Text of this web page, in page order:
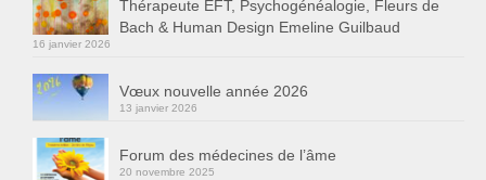
Thérapeute EFT, Psychogénéalogie, Fleurs de
Bach & Human Design Emeline Guilbaud
16 janvier 2026
Vœux nouvelle année 2026
13 janvier 2026
Forum des médecines de l’âme
20 novembre 2025